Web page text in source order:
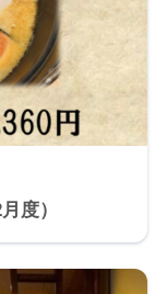
度）